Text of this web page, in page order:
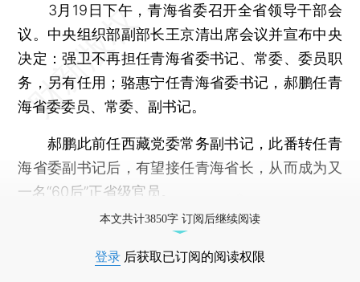
3月19日下午，青海省委召开全省领导干部会
议。中央组织部副部长王京清出席会议并宣布中央
决定：强卫不再担任青海省委书记、常委、委员职
务，另有任用；骆惠宁任青海省委书记，郝鹏任青
海省委委员、常委、副书记。
郝鹏此前任西藏党委常务副书记，此番转任青
海省委副书记后，有望接任青海省长，从而成为又
一名“60后”正省级官员。
本文共计3850字 订阅后继续阅读
登录 后获取已订阅的阅读权限